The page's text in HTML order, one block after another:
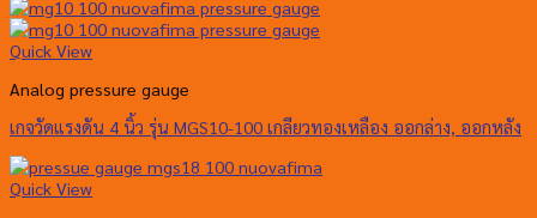
Quick View
Analog pressure gauge
เกจวัดแรงดัน 4 นิ้ว รุ่น MGS10-100 เกลียวทองเหลือง ออกล่าง, ออกหลัง
Quick View